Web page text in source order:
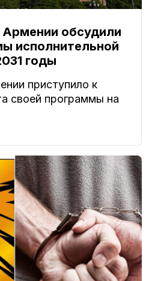
Армении обсудили
исполнительной
годы
приступило к
своей программы на